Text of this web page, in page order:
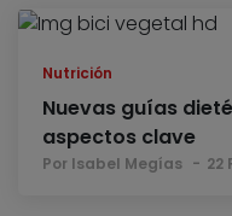
Nutrición
Nuevas guías
aspectos clave
Por Isabel Megías 22